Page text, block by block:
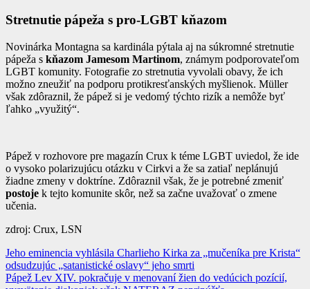
Stretnutie pápeža s pro-LGBT kňazom
Novinárka Montagna sa kardinála pýtala aj na súkromné stretnutie
pápeža s kňazom Jamesom Martinom, známym podporovateľom
LGBT komunity. Fotografie zo stretnutia vyvolali obavy, že ich
možno zneužiť na podporu protikresťanských myšlienok. Müller
však zdôraznil, že pápež si je vedomý týchto rizík a nemôže byť
ľahko „využitý“.
Pápež v rozhovore pre magazín Crux k téme LGBT uviedol, že ide
o vysoko polarizujúcu otázku v Cirkvi a že sa zatiaľ neplánujú
žiadne zmeny v doktríne. Zdôraznil však, že je potrebné zmeniť
postoje k tejto komunite skôr, než sa začne uvažovať o zmene
učenia.
zdroj: Crux, LSN
Navigácia
v
Jeho eminencia vyhlásila Charlieho Kirka za „mučeníka pre Krista“
odsudzujúc „satanistické oslavy“ jeho smrti
Pápež Lev XIV. pokračuje v menovaní žien do vedúcich pozícií,